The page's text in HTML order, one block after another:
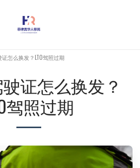
怎么换发？LTO驾照过期
证怎么换发？
驾照过期